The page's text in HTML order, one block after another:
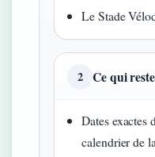
Le Stade
2 Ce qui
Dates exactes
calendrier de